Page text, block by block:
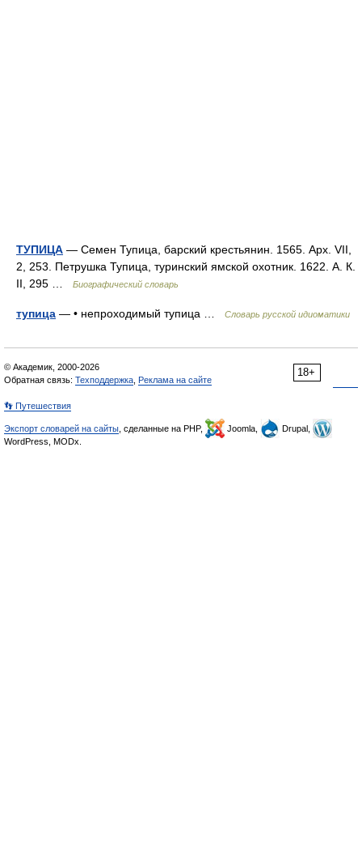
ТУПИЦА — Семен Тупица, барский крестьянин. 1565. Арх. VII,
2, 253. Петрушка Тупица, туринский ямской охотник. 1622. А. К.
II, 295 …
Биографический словарь
тупица — • непроходимый тупица … Словарь русской идиоматики
18+
© Академик, 2000-2026
Обратная связь: Техподдержка Реклама на сайте
👣 Путешествия
Экспорт словарей на сайты , сделанные на PHP, Joomla,
Drupal,
WordPress, MODx.